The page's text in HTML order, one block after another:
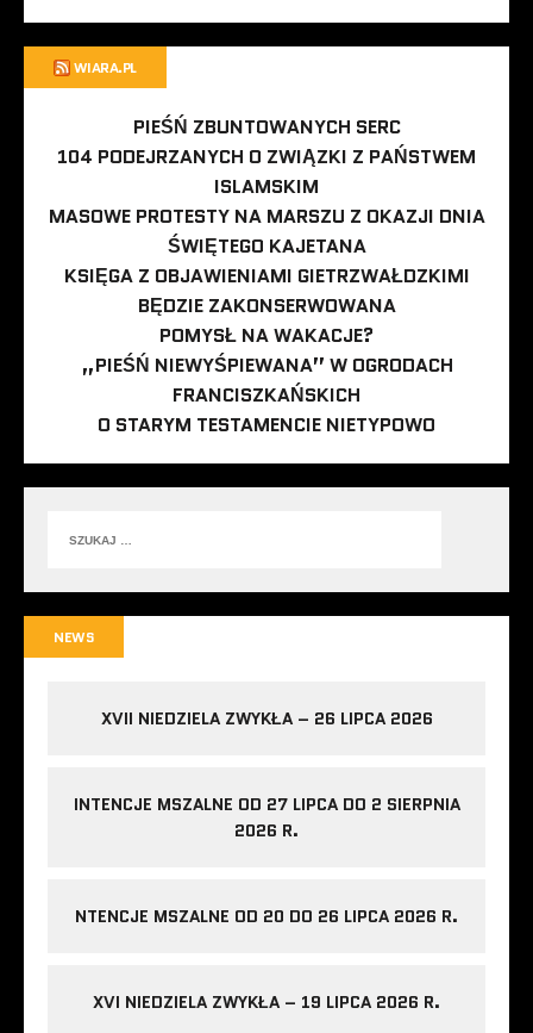
WIARA.PL
PIEŚŃ ZBUNTOWANYCH SERC
104 PODEJRZANYCH O ZWIĄZKI Z PAŃSTWEM
ISLAMSKIM
MASOWE PROTESTY NA MARSZU Z OKAZJI DNIA
ŚWIĘTEGO KAJETANA
KSIĘGA Z OBJAWIENIAMI GIETRZWAŁDZKIMI
BĘDZIE ZAKONSERWOWANA
POMYSŁ NA WAKACJE?
„PIEŚŃ NIEWYŚPIEWANA” W OGRODACH
FRANCISZKAŃSKICH
O STARYM TESTAMENCIE NIETYPOWO
NEWS
XVII NIEDZIELA ZWYKŁA – 26 LIPCA 2026
INTENCJE MSZALNE OD 27 LIPCA DO 2 SIERPNIA
2026 R.
NTENCJE MSZALNE OD 20 DO 26 LIPCA 2026 R.
XVI NIEDZIELA ZWYKŁA – 19 LIPCA 2026 R.